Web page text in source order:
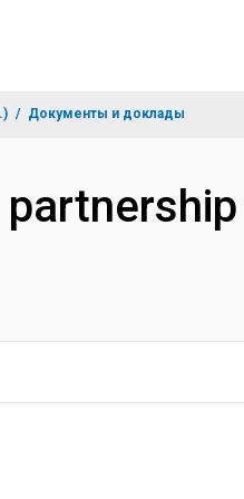
Документы и доклады